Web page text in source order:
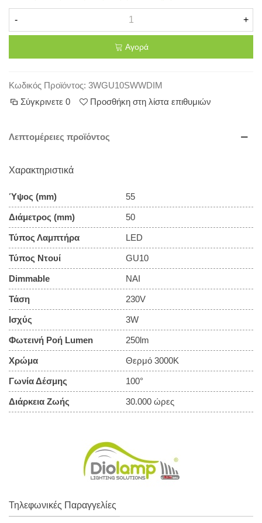
- +
Αγορά
Κωδικός Προϊόντος: 3WGU10SWWDIM
Σύγκρινετε 0 Προσθήκη στη λίστα επιθυμιών
Λεπτομέρειες προϊόντος
Χαρακτηριστικά
Ύψος (mm) 55
Διάμετρος (mm) 50
Τύπος Λαμπτήρα LED
Τύπος Ντουί GU10
Dimmable ΝΑΙ
Τάση 230V
Ισχύς 3W
Φωτεινή Ροή Lumen 250lm
Χρώμα Θερμό 3000Κ
Γωνία Δέσμης 100°
Διάρκεια Ζωής 30.000 ώρες
Τηλεφωνικές Παραγγελίες